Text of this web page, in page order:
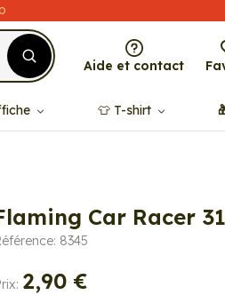
Aide et contact
👕​​ T-shirt
Car Racer
8345
2,90 €